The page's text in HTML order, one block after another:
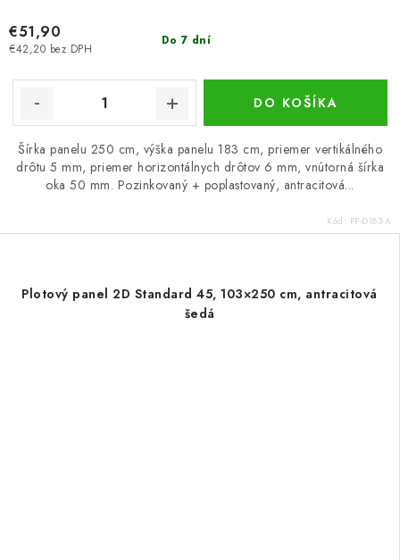
Do 7 dní
€42,20 bez DPH
€51,90
DO KOŠÍKA
Šírka panelu 250 cm, výška panelu 183 cm, priemer vertikálného
drôtu 5 mm, priemer horizontálnych drôtov 6 mm, vnútorná šírka
oka 50 mm. Pozinkovaný + poplastovaný, antracitová...
Kód: PP-D183-A
Plotový panel 2D Standard 45, 103×250 cm, antracitová
šedá